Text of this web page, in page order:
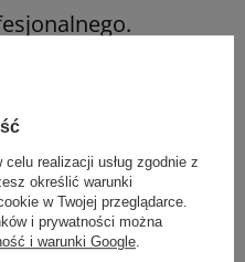
utrzymania higieny
jak urzędy, biura,
handlowe, kina,
przedszkola, obiekty
realizacji usług zgodnie z
określić warunki
w Twojej przeglądarce.
i prywatności można
i warunki Google